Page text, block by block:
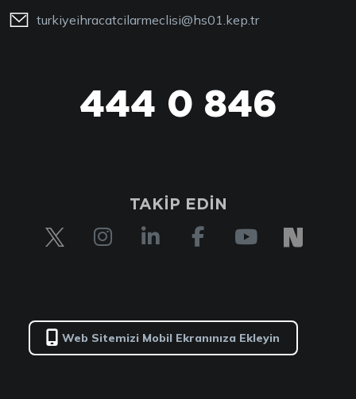
turkiyeihracatcilarmeclisi@hs01.kep.tr
444 0 846
TAKİP EDİN
Web Sitemizi Mobil Ekranınıza Ekleyin